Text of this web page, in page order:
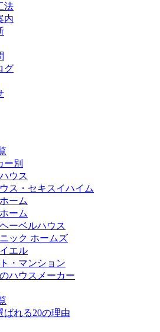
法
内
グ
ー別
ウス
ス・セキスイハイム
ーム
ーム
ーベルハウス
ック ホームズ
エル
・マンション
ハウスメーカー
ばれる20の理由